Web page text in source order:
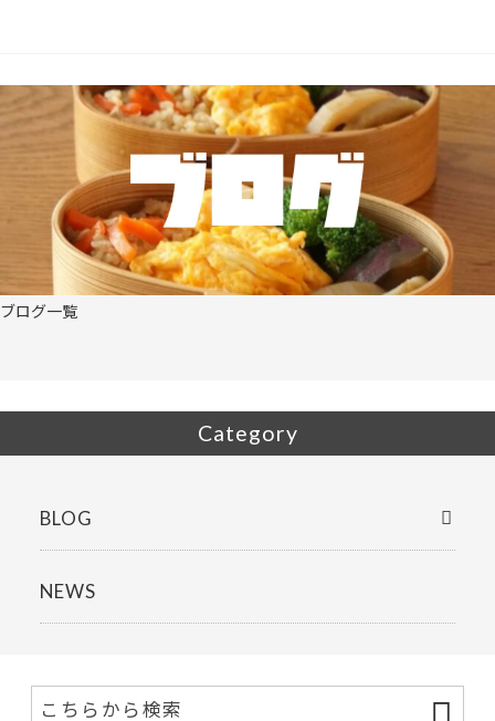
ブログ一覧
Category
BLOG
NEWS